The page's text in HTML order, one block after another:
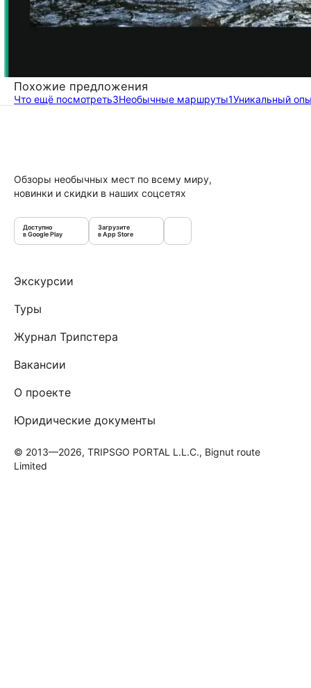
Похожие предложения
Что ещё посмотреть3Необычные маршруты1Уникальный
Обзоры необычных мест по всему миру,
новинки и скидки в наших соцсетях
Доступно
в Google Play
Загрузите
в App Store
Экскурсии
Туры
Журнал Трипстера
Вакансии
О проекте
Юридические документы
© 2013—2026, TRIPSGO PORTAL L.L.C., Bignut route
Limited